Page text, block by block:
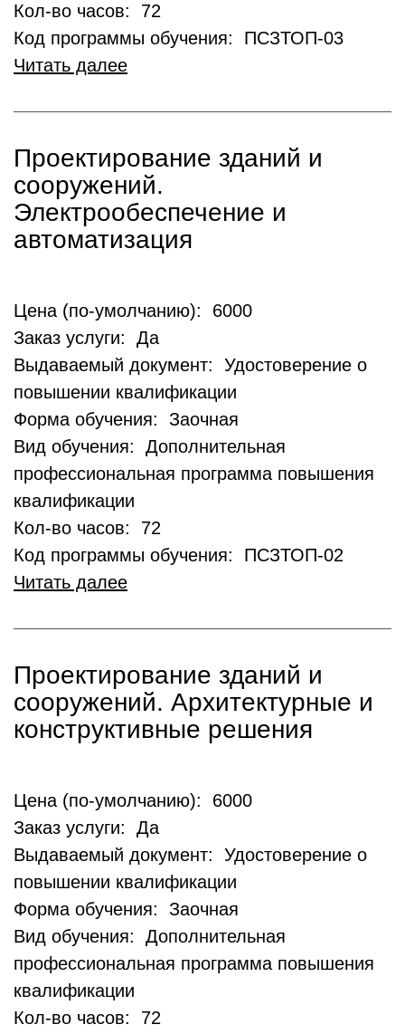
Кол-во часов: 72
Код программы обучения: ПСЗТОП-03
Читать далее
Проектирование зданий и
сооружений.
Электрообеспечение и
автоматизация
Цена (по-умолчанию): 6000
Заказ услуги: Да
Выдаваемый документ: Удостоверение о
повышении квалификации
Форма обучения: Заочная
Вид обучения: Дополнительная
профессиональная программа повышения
квалификации
Кол-во часов: 72
Код программы обучения: ПСЗТОП-02
Читать далее
Проектирование зданий и
сооружений. Архитектурные и
конструктивные решения
Цена (по-умолчанию): 6000
Заказ услуги: Да
Выдаваемый документ: Удостоверение о
повышении квалификации
Форма обучения: Заочная
Вид обучения: Дополнительная
профессиональная программа повышения
квалификации
Кол-во часов: 72